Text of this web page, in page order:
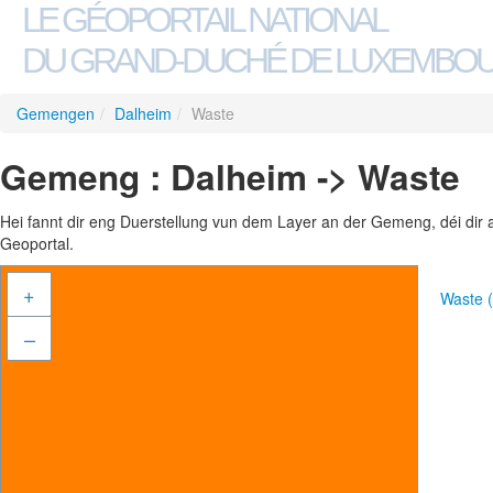
LE GÉOPORTAIL NATIONAL
DU GRAND-DUCHÉ DE
Gemengen / Dalheim / Waste
Gemeng : Dalheim -> Waste
Hei fannt dir eng Duerstellung vun dem Layer an der Gemeng, déi
Geoportal.
+
–
Waste